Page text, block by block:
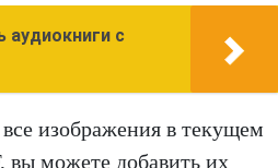
аудиокниги с
изображения в текущем
вы можете добавить их